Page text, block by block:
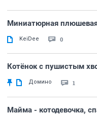
Миниатюрная
KeiDee 0
Котёнок с пушистым
Домино 1
Майма - котодевочка,